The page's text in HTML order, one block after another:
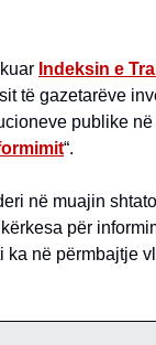
Indeksin e
të gazetarëve
publike
“.
në muajin
për
ka në përmbajtje